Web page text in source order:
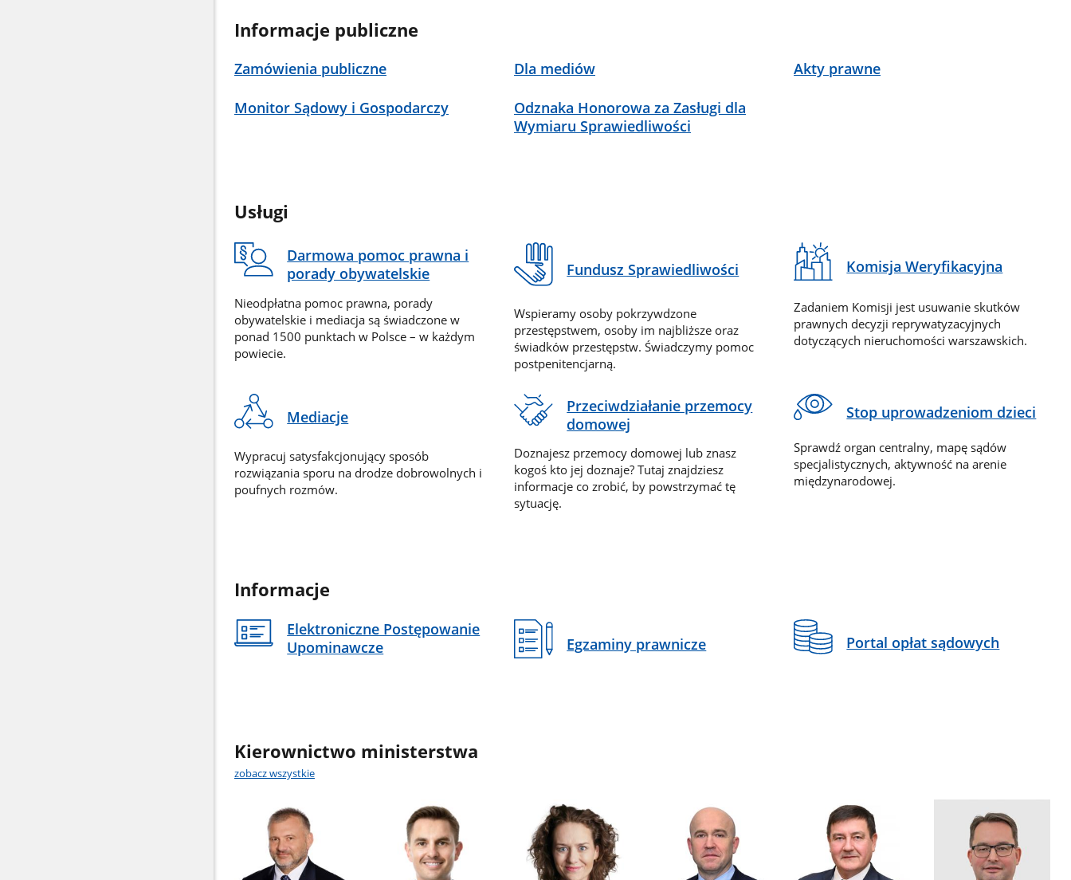
Informacje publiczne
Zamówienia publiczne Dla mediów Akty prawne
Monitor Sądowy i Gospodarczy
Odznaka Honorowa za Zasługi dla
Wymiaru Sprawiedliwości
Usługi
Darmowa pomoc prawna i
porady obywatelskie
Nieodpłatna pomoc prawna, porady
obywatelskie i mediacja są świadczone w
ponad 1500 punktach w Polsce – w każdym
powiecie.
Fundusz Sprawiedliwości
Wspieramy osoby pokrzywdzone
przestępstwem, osoby im najbliższe oraz
świadków przestępstw. Świadczymy pomoc
postpenitencjarną.
Komisja Weryfikacyjna
Zadaniem Komisji jest usuwanie skutków
prawnych decyzji reprywatyzacyjnych
dotyczących nieruchomości warszawskich.
Mediacje
Wypracuj satysfakcjonujący sposób
rozwiązania sporu na drodze dobrowolnych i
poufnych rozmów.
Przeciwdziałanie przemocy
domowej
Doznajesz przemocy domowej lub znasz
kogoś kto jej doznaje? Tutaj znajdziesz
informacje co zrobić, by powstrzymać tę
sytuację.
Stop uprowadzeniom dzieci
Sprawdź organ centralny, mapę sądów
specjalistycznych, aktywność na arenie
międzynarodowej.
Informacje
Elektroniczne Postępowanie
Upominawcze
Egzaminy prawnicze Portal opłat sądowych
Kierownictwo ministerstwa
zobacz wszystkie